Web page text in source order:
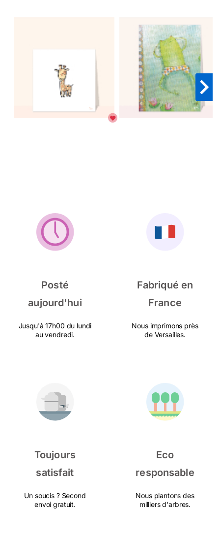
Posté
aujourd'hui
Jusqu'à 17h00 du lundi
au vendredi.
Fabriqué en
France
Nous imprimons près
de Versailles.
Toujours
satisfait
Un soucis ? Second
envoi gratuit.
Eco
responsable
Nous plantons des
milliers d'arbres.